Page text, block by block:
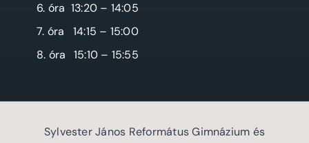
6. óra 13:20 – 14:05
7. óra
14:15 – 15:00
8. óra
15:10 – 15:55
Sylvester János Református Gimnázium és